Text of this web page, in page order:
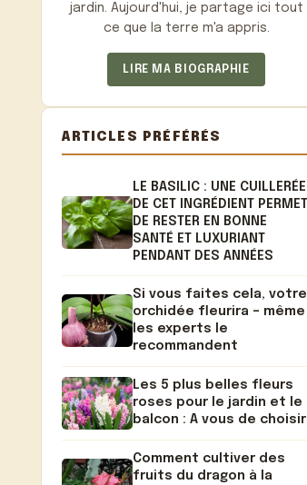
jardin. Aujourd'hui, je partage ici tout
ce que la terre m'a appris.
LIRE MA BIOGRAPHIE
ARTICLES PRÉFÉRÉS
LE BASILIC : UNE CUILLERÉE
DE CET INGRÉDIENT PERMET
DE RESTER EN BONNE
SANTÉ ET LUXURIANT
PENDANT DES ANNÉES
Si vous faites cela, votre
orchidée fleurira – même
les experts le
recommandent
Les 5 plus belles fleurs
roses pour le jardin et le
balcon : A vous de choisir
Comment cultiver des
fruits du dragon à la